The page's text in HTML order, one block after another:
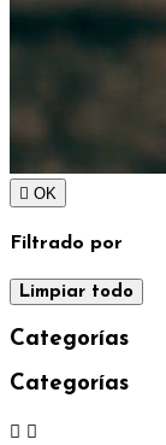
 OK
Filtrado por
Limpiar todo
Categorías
Categorías
 